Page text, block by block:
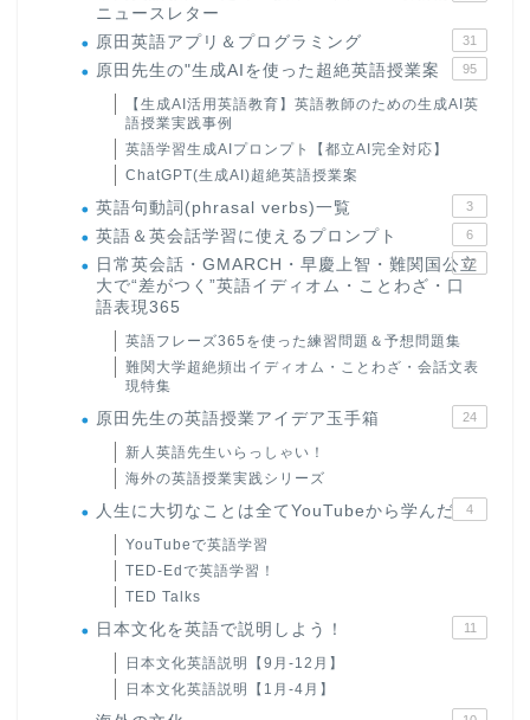
ニュースレター
原田英語アプリ＆プログラミング 31
原田先生の"生成AIを使った超絶英語授業案 95
【生成AI活用英語教育】英語教師のための生成AI英
語授業実践事例
英語学習生成AIプロンプト【都立AI完全対応】
ChatGPT(生成AI)超絶英語授業案
英語句動詞(phrasal verbs)一覧 3
英語＆英会話学習に使えるプロンプト 6
日常英会話・GMARCH・早慶上智・難関国公立
大で“差がつく”英語イディオム・ことわざ・口
語表現365
22
英語フレーズ365を使った練習問題＆予想問題集
難関大学超絶頻出イディオム・ことわざ・会話文表
現特集
原田先生の英語授業アイデア玉手箱 24
新人英語先生いらっしゃい！
海外の英語授業実践シリーズ
人生に大切なことは全てYouTubeから学んだ 4
YouTubeで英語学習
TED-Edで英語学習！
TED Talks
日本文化を英語で説明しよう！ 11
日本文化英語説明【9月-12月】
日本文化英語説明【1月-4月】